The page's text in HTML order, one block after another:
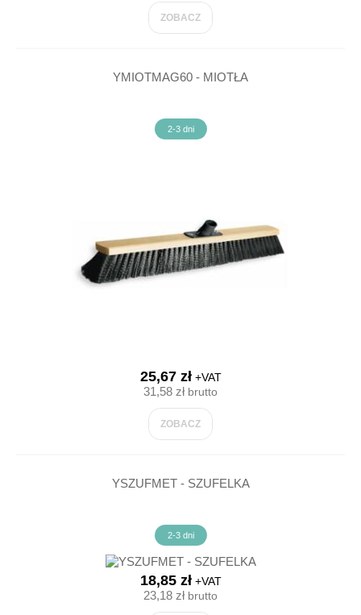
ZOBACZ
YMIOTMAG60 - MIOTŁA
2-3 dni
25,67 zł+VAT
31,58 złbrutto
ZOBACZ
YSZUFMET - SZUFELKA
2-3 dni
18,85 zł+VAT
23,18 złbrutto